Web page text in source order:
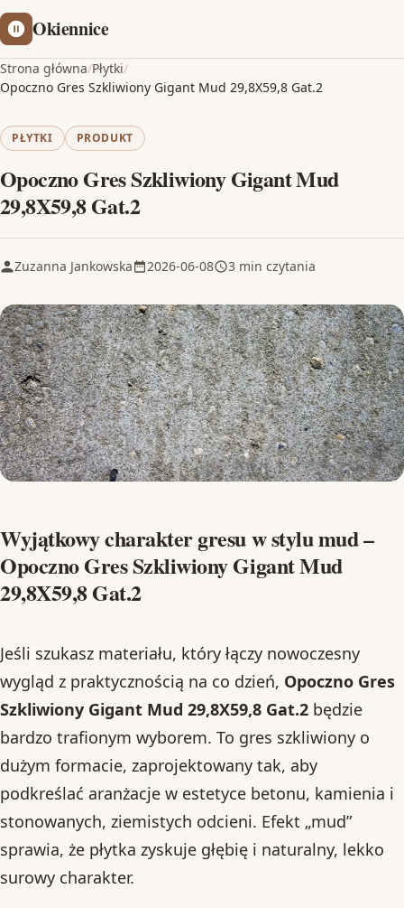
Okiennice
Strona główna/Płytki/
Opoczno Gres Szkliwiony Gigant Mud 29,8X59,8 Gat.2
PŁYTKI PRODUKT
Opoczno Gres Szkliwiony Gigant Mud
29,8X59,8 Gat.2
Zuzanna Jankowska 2026-06-08 3 min czytania
Wyjątkowy charakter gresu w stylu mud –
Opoczno Gres Szkliwiony Gigant Mud
29,8X59,8 Gat.2
Jeśli szukasz materiału, który łączy nowoczesny
wygląd z praktycznością na co dzień, Opoczno Gres
Szkliwiony Gigant Mud 29,8X59,8 Gat.2 będzie
bardzo trafionym wyborem. To gres szkliwiony o
dużym formacie, zaprojektowany tak, aby
podkreślać aranżacje w estetyce betonu, kamienia i
stonowanych, ziemistych odcieni. Efekt „mud”
sprawia, że płytka zyskuje głębię i naturalny, lekko
surowy charakter.